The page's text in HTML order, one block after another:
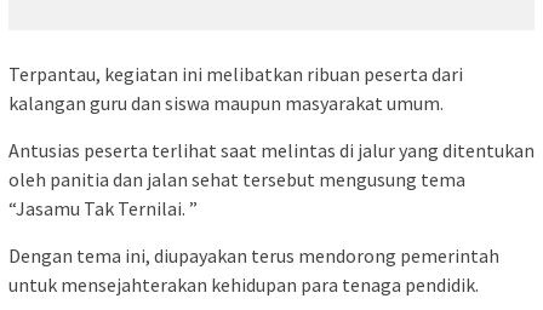
Terpantau, kegiatan ini melibatkan ribuan peserta dari
kalangan guru dan siswa maupun masyarakat umum.
Antusias peserta terlihat saat melintas di jalur yang ditentukan
oleh panitia dan jalan sehat tersebut mengusung tema
“Jasamu Tak Ternilai. ”
Dengan tema ini, diupayakan terus mendorong pemerintah
untuk mensejahterakan kehidupan para tenaga pendidik.